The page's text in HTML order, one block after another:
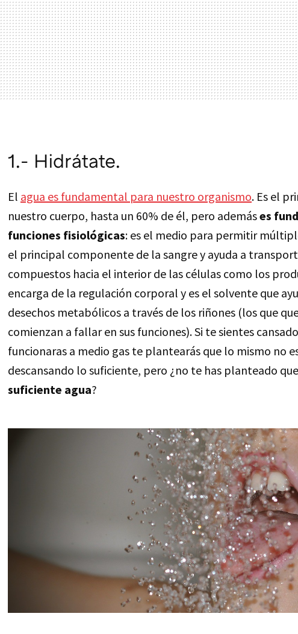
1.- Hidrátate.
El agua es fundamental para nuestro organismo. Es el
nuestro cuerpo, hasta un 60% de él, pero ademáses
funciones fisiológicas: es el medio para permitir
el principal componente de la sangre y ayuda a
compuestos hacia el interior de las células como los
encarga de la regulación corporal y es el solvente que
desechos metabólicos a través de los riñones (los que
comienzan a fallar en sus funciones). Si te sientes
funcionaras a medio gas te plantearás que lo mismo no
descansando lo suficiente, pero ¿no te has planteado que
suficiente agua?